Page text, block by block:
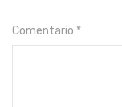
Comentario *